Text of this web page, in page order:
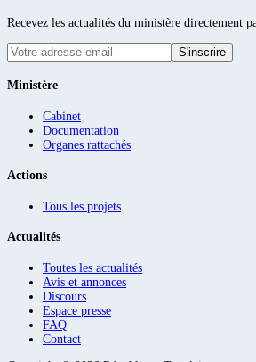
Recevez les actualités du ministère directement
S'inscrire
Ministère
Cabinet
Documentation
Organes rattachés
Actions
Tous les projets
Actualités
Toutes les actualités
Avis et annonces
Discours
Espace presse
FAQ
Contact